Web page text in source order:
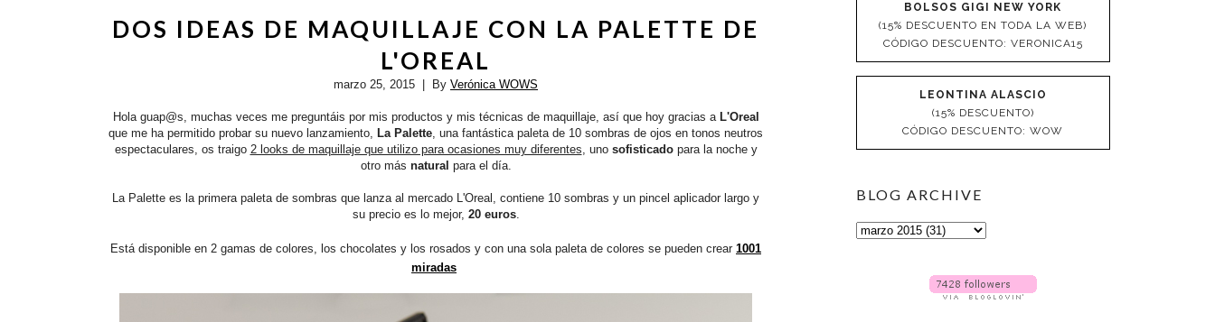
DOS IDEAS DE MAQUILLAJE CON LA PALETTE DE
L'OREAL
marzo 25, 2015 | By Verónica WOWS
Hola guap@s, muchas veces me preguntáis por mis productos y mis técnicas de maquillaje, así que hoy gracias a L'Oreal
que me ha permitido probar su nuevo lanzamiento, La Palette, una fantástica paleta de 10 sombras de ojos en tonos neutros
espectaculares, os traigo 2 looks de maquillaje que utilizo para ocasiones muy diferentes, uno sofisticadopara la noche y
otro más natural para el día.
La Palette es la primera paleta de sombras que lanza al mercado L'Oreal, contiene 10 sombras y un pincel aplicador largo y
su precio es lo mejor, 20 euros.
Está disponible en 2 gamas de colores, los chocolates y los rosados y con una sola paleta de colores se pueden crear 1001
miradas
BOLSOS GIGI NEW YORK
(15% DESCUENTO EN TODA LA WEB)
CÓDIGO DESCUENTO: VERONICA15
LEONTINA ALASCIO
(15% DESCUENTO)
CÓDIGO DESCUENTO: WOW
BLOG ARCHIVE